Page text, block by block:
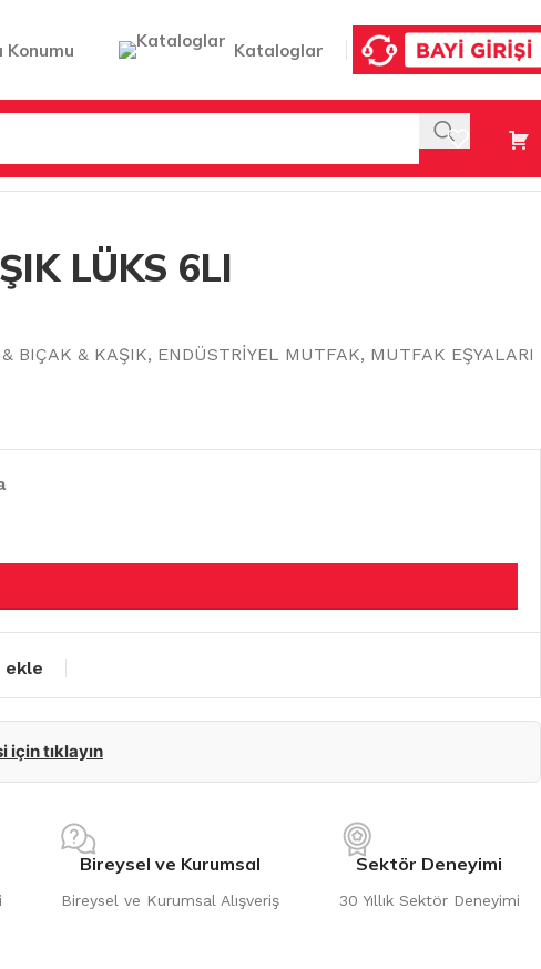
Konumu Kataloglar
LÜKS 6LI
BIÇAK & KAŞIK, ENDÜSTRİYEL MUTFAK, MUTFAK EŞYALARI
için tıklayın
Bireysel ve Kurumsal
Bireysel ve Kurumsal Alışveriş
Sektör Deneyimi
30 Yıllık Sektör Deneyimi